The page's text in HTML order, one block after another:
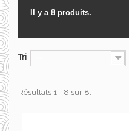
Il y a 8 produits.
Tri --
Résultats 1 - 8 sur 8.